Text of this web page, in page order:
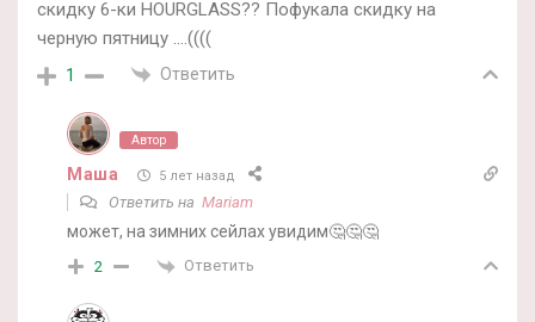
скидку 6-ки HOURGLASS?? Пофукала скидку на
черную пятницу ….((((
1 Ответить
Автор
Маша 5 лет назад
Ответить на Mariam
может, на зимних сейлах увидим🤔🤔🤔
2 Ответить